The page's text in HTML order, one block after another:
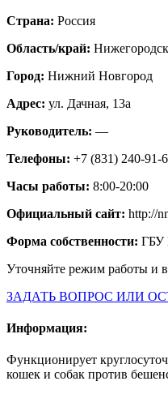
Страна: Россия
Область/край:
Город: Нижний Новгород
Адрес: ул. Дачная, 13а
Руководитель: —
Телефоны: +7 (831) 240-91-
Часы работы: 8:00-20:00
Официальный сайт: http://
Форма собственности: ГБУ
Уточняйте режим работы и
ЗАДАТЬ ВОПРОС ИЛИ
Информация:
Функционирует
кошек и собак против